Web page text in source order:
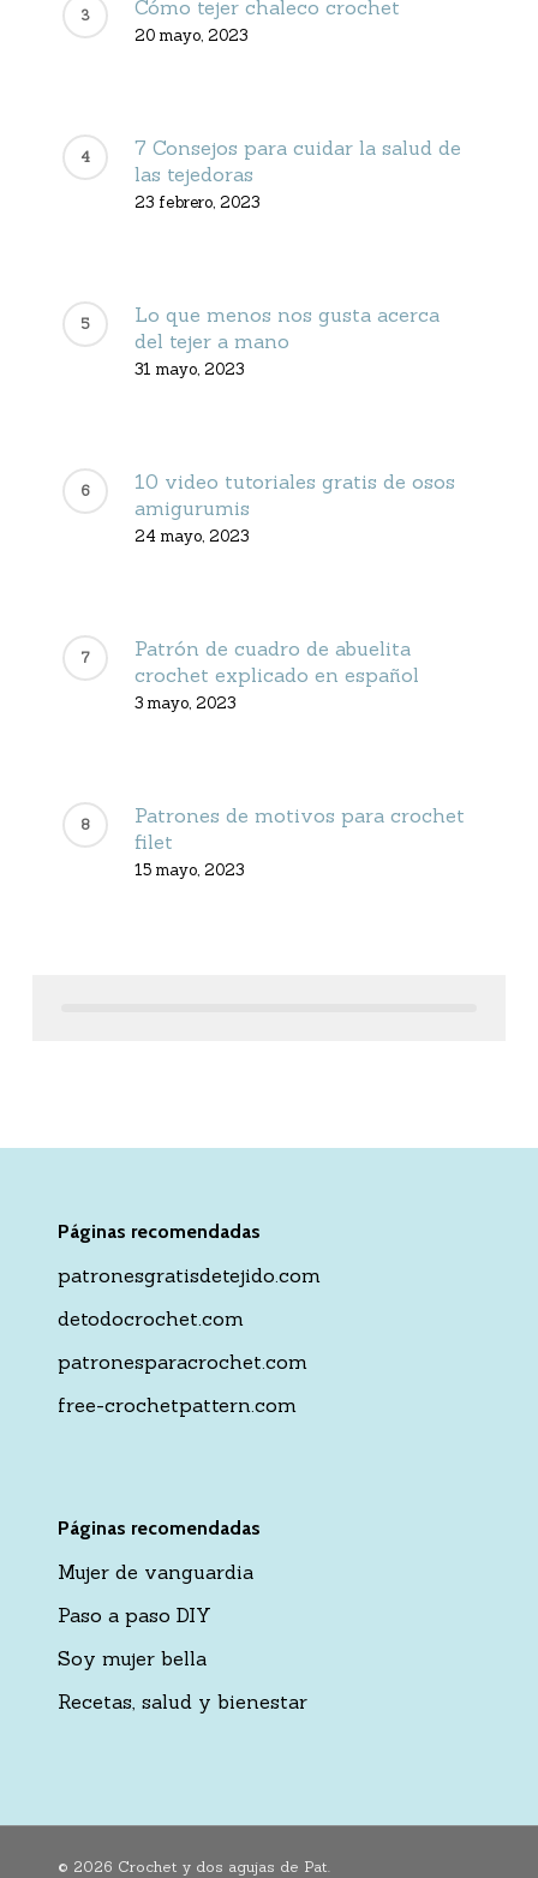
Cómo tejer chaleco crochet
20 mayo, 2023
7 Consejos para cuidar la salud de
las tejedoras
23 febrero, 2023
Lo que menos nos gusta acerca
del tejer a mano
31 mayo, 2023
10 video tutoriales gratis de osos
amigurumis
24 mayo, 2023
Patrón de cuadro de abuelita
crochet explicado en español
3 mayo, 2023
Patrones de motivos para crochet
filet
15 mayo, 2023
Páginas recomendadas
patronesgratisdetejido.com
detodocrochet.com
patronesparacrochet.com
free-crochetpattern.com
Páginas recomendadas
Mujer de vanguardia
Paso a paso DIY
Soy mujer bella
Recetas, salud y bienestar
© 2026 Crochet y dos agujas de Pat.